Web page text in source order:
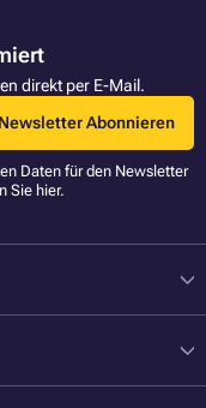
direkt per E-Mail.
Newsletter Abonnieren
Daten für den Newsletter
Sie hier.